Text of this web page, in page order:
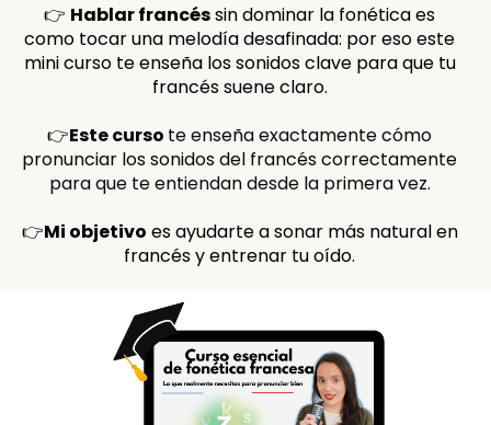
👉 Hablar francéssin dominar la fonética es
como tocar una melodía desafinada: por eso este
mini curso te enseña los sonidos clave para que tu
francés suene claro.
👉Este curso te enseña exactamente cómo
pronunciar los sonidos del francés correctamente
para que te entiendan desde la primera vez.
👉Mi objetivo es ayudarte a sonar más natural en
francés y entrenar tu oído.